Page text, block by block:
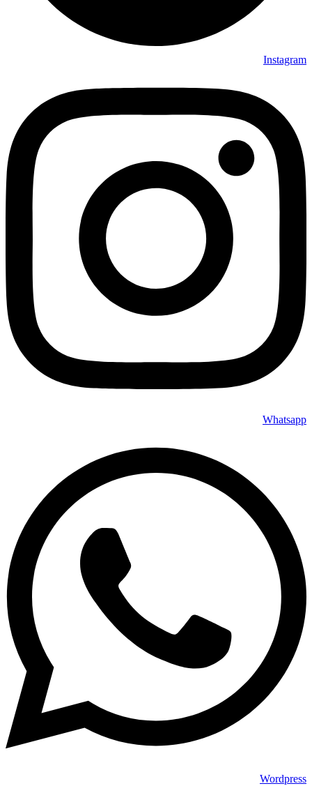
Instagram
Whatsapp
Wordpress